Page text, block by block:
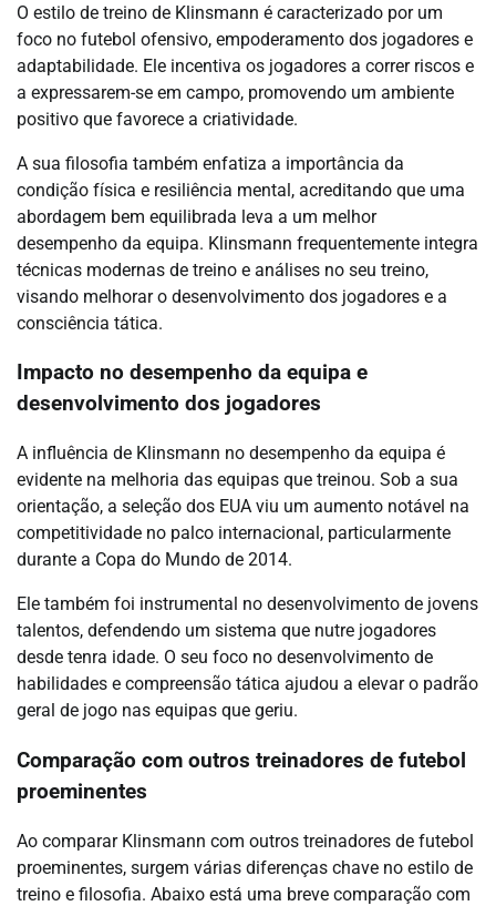
O estilo de treino de Klinsmann é caracterizado por um
foco no futebol ofensivo, empoderamento dos jogadores e
adaptabilidade. Ele incentiva os jogadores a correr riscos e
a expressarem-se em campo, promovendo um ambiente
positivo que favorece a criatividade.
A sua filosofia também enfatiza a importância da
condição física e resiliência mental, acreditando que uma
abordagem bem equilibrada leva a um melhor
desempenho da equipa. Klinsmann frequentemente integra
técnicas modernas de treino e análises no seu treino,
visando melhorar o desenvolvimento dos jogadores e a
consciência tática.
Impacto no desempenho da equipa e
desenvolvimento dos jogadores
A influência de Klinsmann no desempenho da equipa é
evidente na melhoria das equipas que treinou. Sob a sua
orientação, a seleção dos EUA viu um aumento notável na
competitividade no palco internacional, particularmente
durante a Copa do Mundo de 2014.
Ele também foi instrumental no desenvolvimento de jovens
talentos, defendendo um sistema que nutre jogadores
desde tenra idade. O seu foco no desenvolvimento de
habilidades e compreensão tática ajudou a elevar o padrão
geral de jogo nas equipas que geriu.
Comparação com outros treinadores de futebol
proeminentes
Ao comparar Klinsmann com outros treinadores de futebol
proeminentes, surgem várias diferenças chave no estilo de
treino e filosofia. Abaixo está uma breve comparação com